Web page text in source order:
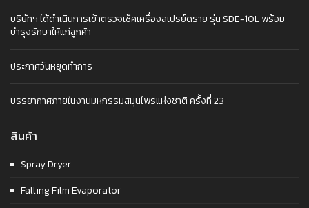
บริษัทฯ ได้ดำเนินการเข้าตรวจเช็คเครื่องสเปรย์ดราย รุ่น SDE-10L พร้อม
บำรุงรักษาให้แก่ลูกค้า
ประกาศวันหยุดทำการ
บรรยากาศภายในงานมหกรรมสมุนไพรแห่งชาติ ครั้งที่ 23
สินค้า
Spray Dryer
Falling Film Evaporator